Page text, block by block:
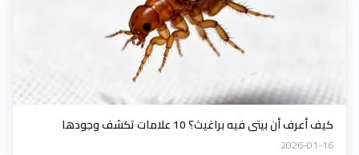
كيف أعرف أن بيتي فيه براغيث؟ 10 علامات تكشف وجودها
2026-01-16